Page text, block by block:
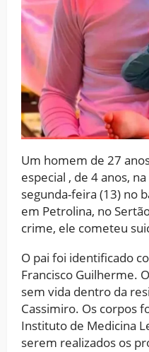
Um homem de 27
especial , de 4 anos,
segunda-feira (13) no
em Petrolina, no
crime, ele cometeu
O pai foi identificado
Francisco Guilherme.
sem vida dentro da
Cassimiro. Os corpos
Instituto de Medicina
serem realizados os